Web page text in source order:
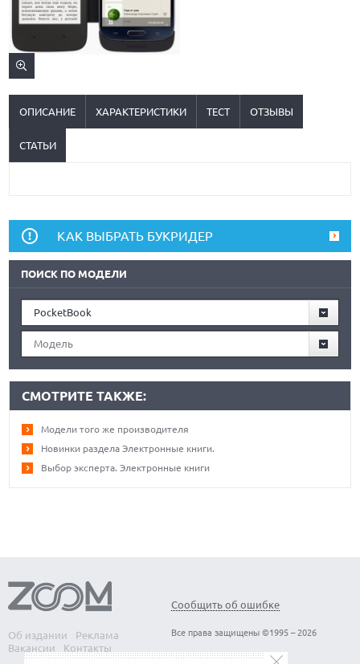
ОПИСАНИЕ ХАРАКТЕРИСТИКИ ТЕСТ ОТЗЫВЫ
СТАТЬИ
КАК ВЫБРАТЬ БУКРИДЕР
ПОИСК ПО МОДЕЛИ
PocketBook
Модель
СМОТРИТЕ ТАКЖЕ:
Модели того же производителя
Новинки раздела Электронные книги.
Выбор эксперта. Электронные книги
Об издании
Реклама
Вакансии
Контакты
Сообщить об ошибке
Все права защищены ©1995 – 2026